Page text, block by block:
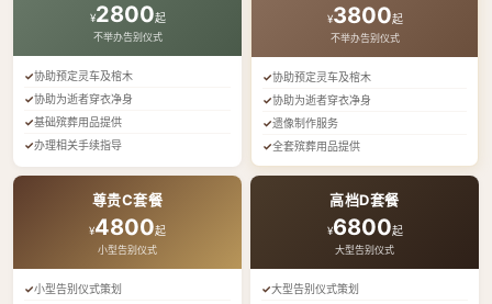
¥2800起
不举办告别仪式
协助预定灵车及棺木
协助为逝者穿衣净身
基础殡葬用品提供
办理相关手续指导
¥3800起
不举办告别仪式
协助预定灵车及棺木
协助为逝者穿衣净身
遗像制作服务
全套殡葬用品提供
尊贵C套餐
¥4800起
小型告别仪式
小型告别仪式策划
高档D套餐
¥6800起
大型告别仪式
大型告别仪式策划